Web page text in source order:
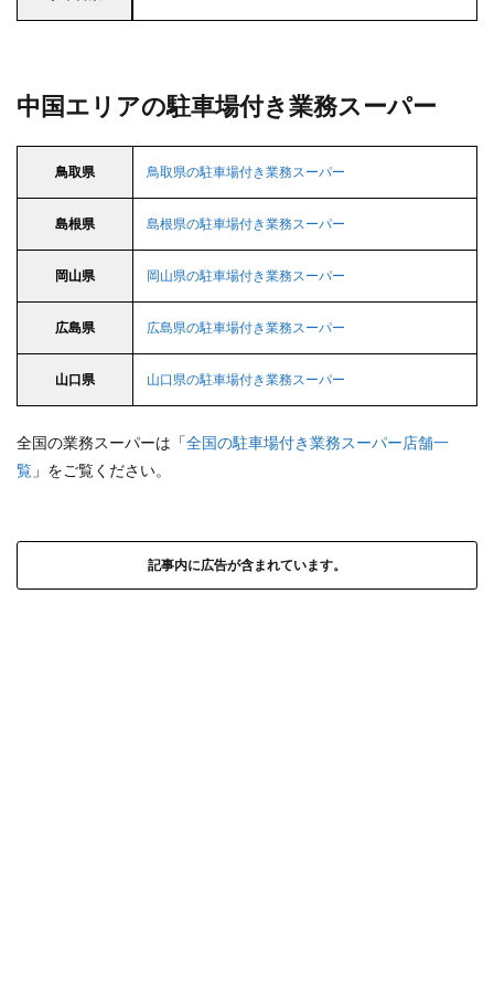
中国エリアの駐車場付き業務スーパー
鳥取県 鳥取県の駐車場付き業務スーパー
島根県 島根県の駐車場付き業務スーパー
岡山県 岡山県の駐車場付き業務スーパー
広島県 広島県の駐車場付き業務スーパー
山口県 山口県の駐車場付き業務スーパー
全国の業務スーパーは「全国の駐車場付き業務スーパー店舗一
覧 」をご覧ください。
記事内に広告が含まれています。